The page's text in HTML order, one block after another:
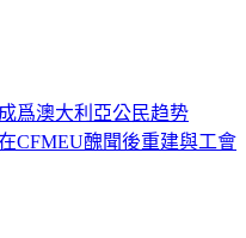
爲澳大利亞公民趋势
CFMEU醜聞後重建與工會